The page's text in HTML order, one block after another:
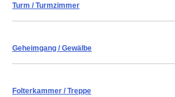
Turm / Turmzimmer
Geheimgang / Gewälbe
Folterkammer / Treppe